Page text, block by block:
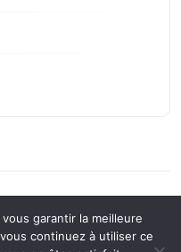
garantir la meilleure
continuez à utiliser ce